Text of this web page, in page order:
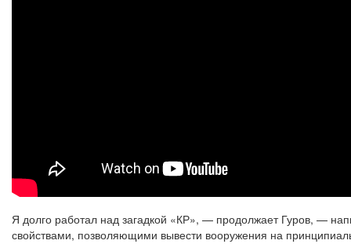
Я долго работал над загадкой «КР», — продолжает Гуров, —
свойствами, позволяющими вывести вооружения на